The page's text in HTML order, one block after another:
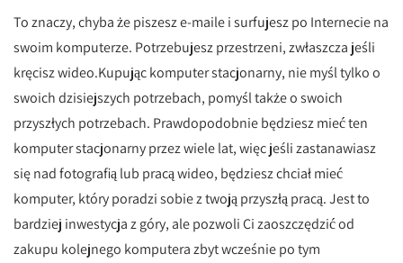
To znaczy, chyba że piszesz e-maile i surfujesz po Internecie na
swoim komputerze. Potrzebujesz przestrzeni, zwłaszcza jeśli
kręcisz wideo.Kupując komputer stacjonarny, nie myśl tylko o
swoich dzisiejszych potrzebach, pomyśl także o swoich
przyszłych potrzebach. Prawdopodobnie będziesz mieć ten
komputer stacjonarny przez wiele lat, więc jeśli zastanawiasz
się nad fotografią lub pracą wideo, będziesz chciał mieć
komputer, który poradzi sobie z twoją przyszłą pracą. Jest to
bardziej inwestycja z góry, ale pozwoli Ci zaoszczędzić od
zakupu kolejnego komputera zbyt wcześnie po tym